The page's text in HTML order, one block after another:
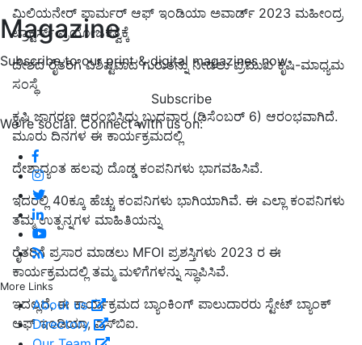
Magazine
Subscribe to our print & digital magazines now
Subscribe
We're social. Connect with us on:
More Links
About us
Directory
ಮಿಲಿಯನೇರ್ ಫಾರ್ಮರ್ ಆಫ್ ಇಂಡಿಯಾ ಅವಾರ್ಡ್ 2023 ಮಹೀಂದ್ರ
ಟ್ರಾಕ್ಟರ್ಸ್‌ ಪ್ರಯೋಜಕತ್ವಕ್ಕೆ
ದೇಶದ ರೈತರಿಗೆ ವಿಶಿಷ್ಟವಾದ ಗುರುತನ್ನು ನೀಡಲು ಪ್ರಮುಖ ಕೃಷಿ-ಮಾಧ್ಯಮ
ಸಂಸ್ಥೆ
ಕೃಷಿ ಜಾಗರಣ ಆರಂಭಿಸಿದ್ದು ಬುಧವಾರ (ಡಿಸೆಂಬರ್ 6) ಆರಂಭವಾಗಿದೆ.
ಮೂರು ದಿನಗಳ ಈ ಕಾರ್ಯಕ್ರಮದಲ್ಲಿ
ದೇಶಾದ್ಯಂತ ಹಲವು ದೊಡ್ಡ ಕಂಪನಿಗಳು ಭಾಗವಹಿಸಿವೆ.
ಇದರಲ್ಲಿ 40ಕ್ಕೂ ಹೆಚ್ಚು ಕಂಪನಿಗಳು ಭಾಗಿಯಾಗಿವೆ. ಈ ಎಲ್ಲಾ ಕಂಪನಿಗಳು
ತಮ್ಮ ಉತ್ಪನ್ನಗಳ ಮಾಹಿತಿಯನ್ನು
ರೈತರಿಗೆ ಪ್ರಸಾರ ಮಾಡಲು MFOI ಪ್ರಶಸ್ತಿಗಳು 2023 ರ ಈ
ಕಾರ್ಯಕ್ರಮದಲ್ಲಿ ತಮ್ಮ ಮಳಿಗೆಗಳನ್ನು ಸ್ಥಾಪಿಸಿವೆ.
ಇದಲ್ಲದೆ, ಈ ಕಾರ್ಯಕ್ರಮದ ಬ್ಯಾಂಕಿಂಗ್ ಪಾಲುದಾರರು ಸ್ಟೇಟ್ ಬ್ಯಾಂಕ್
ಆಫ್ ಇಂಡಿಯಾ, ಎಸ್‌ಬಿಐ.